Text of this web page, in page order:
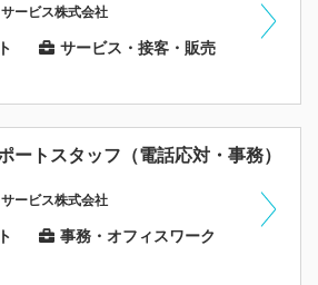
ービス株式会社
サービス・接客・販売
ートスタッフ（電話応対・事務）
ービス株式会社
事務・オフィスワーク